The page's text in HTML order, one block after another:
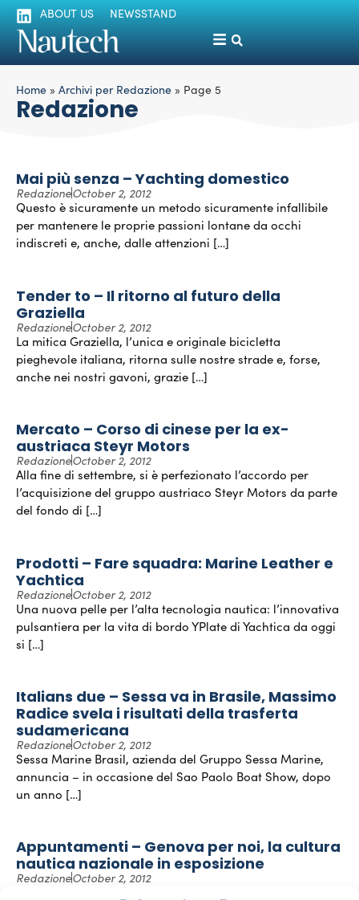
ABOUT US NEWSSTAND
Home » Archivi per Redazione » Page 5
Redazione
Mai più senza – Yachting domestico
RedazioneOctober 2, 2012
Questo è sicuramente un metodo sicuramente infallibile
per mantenere le proprie passioni lontane da occhi
indiscreti e, anche, dalle attenzioni […]
Tender to – Il ritorno al futuro della
Graziella
RedazioneOctober 2, 2012
La mitica Graziella, l’unica e originale bicicletta
pieghevole italiana, ritorna sulle nostre strade e, forse,
anche nei nostri gavoni, grazie […]
Mercato – Corso di cinese per la ex-
austriaca Steyr Motors
RedazioneOctober 2, 2012
Alla fine di settembre, si è perfezionato l’accordo per
l’acquisizione del gruppo austriaco Steyr Motors da parte
del fondo di […]
Prodotti – Fare squadra: Marine Leather e
Yachtica
RedazioneOctober 2, 2012
Una nuova pelle per l’alta tecnologia nautica: l’innovativa
pulsantiera per la vita di bordo YPlate di Yachtica da oggi
si […]
Italians due – Sessa va in Brasile, Massimo
Radice svela i risultati della trasferta
sudamericana
RedazioneOctober 2, 2012
Sessa Marine Brasil, azienda del Gruppo Sessa Marine,
annuncia – in occasione del Sao Paolo Boat Show, dopo
un anno […]
Appuntamenti – Genova per noi, la cultura
nautica nazionale in esposizione
RedazioneOctober 2, 2012